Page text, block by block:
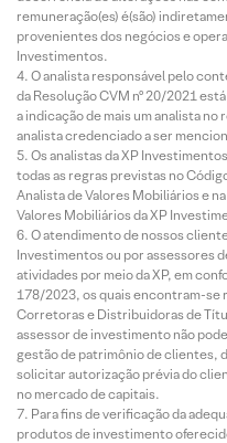
remuneração(es) é(são)
provenientes dos negócios e
Investimentos.
O analista responsável pelo
da Resolução CVM nº 20/2021
a indicação de mais um analista
analista credenciado a ser
Os analistas da XP
todas as regras previstas no
Analista de Valores Mobiliários e
Valores Mobiliários da XP
O atendimento de nossos
Investimentos ou por assessores
atividades por meio da XP, em
178/2023, os quais encontram-se
Corretoras e Distribuidoras de
assessor de investimento não
gestão de patrimônio de clientes,
solicitar autorização prévia do
no mercado de capitais.
Para fins de verificação da
produtos de investimento